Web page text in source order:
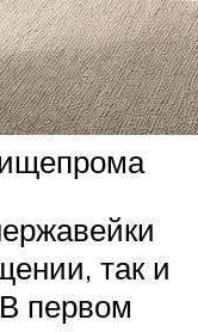
так и
первом